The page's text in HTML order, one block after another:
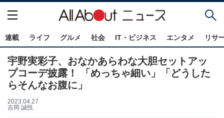
連載 ライフ グルメ 社会 IT・ビジネス エンタメ リサ
宇野実彩子、おなかあらわな大胆セットアッ
プコーデ披露！ 「めっちゃ細い」「どうした
らそんなお腹に」
2023.04.27
吉岡 誠悦